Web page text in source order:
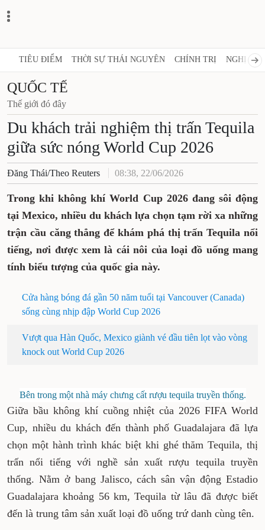
TIÊU ĐIỂM THỜI SỰ THÁI NGUYÊN CHÍNH TRỊ NGHỊ
QUỐC TẾ
Thế giới đó đây
Du khách trải nghiệm thị trấn Tequila
giữa sức nóng World Cup 2026
Đăng Thái/Theo Reuters 08:38, 22/06/2026
Trong khi không khí World Cup 2026 đang sôi động
tại Mexico, nhiều du khách lựa chọn tạm rời xa những
trận cầu căng thẳng để khám phá thị trấn Tequila nổi
tiếng, nơi được xem là cái nôi của loại đồ uống mang
tính biểu tượng của quốc gia này.
Cửa hàng bóng đá gần 50 năm tuổi tại Vancouver (Canada)
sống cùng nhịp đập World Cup 2026
Vượt qua Hàn Quốc, Mexico giành vé đầu tiên lọt vào vòng
knock out World Cup 2026
Bên trong một nhà máy chưng cất rượu tequila truyền thống.
Giữa bầu không khí cuồng nhiệt của 2026 FIFA World
Cup, nhiều du khách đến thành phố Guadalajara đã lựa
chọn một hành trình khác biệt khi ghé thăm Tequila, thị
trấn nổi tiếng với nghề sản xuất rượu tequila truyền
thống. Nằm ở bang Jalisco, cách sân vận động Estadio
Guadalajara khoảng 56 km, Tequila từ lâu đã được biết
đến là trung tâm sản xuất loại đồ uống trứ danh cùng tên.